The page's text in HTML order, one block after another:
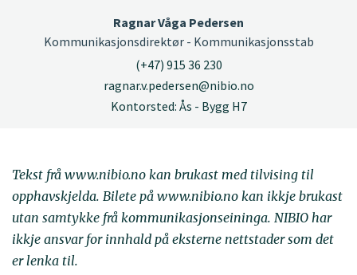
Ragnar Våga Pedersen
Kommunikasjonsdirektør - Kommunikasjonsstab
(+47) 915 36 230
ragnar.v.pedersen@nibio.no
Kontorsted: Ås - Bygg H7
Tekst frå www.nibio.no kan brukast med tilvising til
opphavskjelda. Bilete på www.nibio.no kan ikkje brukast
utan samtykke frå kommunikasjonseininga. NIBIO har
ikkje ansvar for innhald på eksterne nettstader som det
er lenka til.